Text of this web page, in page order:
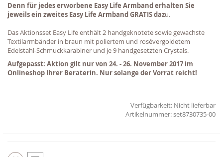
Denn für jedes erworbene Easy Life Armband erhalten Sie
jeweils ein zweites Easy Life Armband GRATIS dazu.
Das Aktionsset Easy Life enthält 2 handgeknotete sowie gewachste
Textilarmbänder in braun mit poliertem und rosévergoldetem
Edelstahl-Schmuckkarabiner und je 9 handgesetzten Crystals.
Aufgepasst: Aktion gilt nur von 24. - 26. November 2017 im
Onlineshop Ihrer Beraterin. Nur solange der Vorrat reicht!
Verfügbarkeit: Nicht lieferbar
set8730735-00